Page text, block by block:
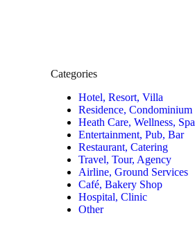
Categories
Hotel, Resort, Villa
Residence, Condominium
Heath Care, Wellness, Spa
Entertainment, Pub, Bar
Restaurant, Catering
Travel, Tour, Agency
Airline, Ground Services
Café, Bakery Shop
Hospital, Clinic
Other